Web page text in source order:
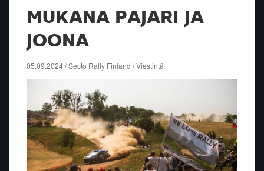
MUKANA PAJARI JA
JOONA
05.09.2024 / Secto Rally Finland / Viestintä